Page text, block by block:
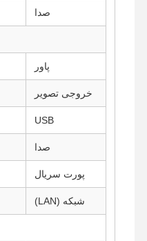
خانه محصولات
کنترل کیفیت تماس با ما
فایروال مینی پی سی
صدا
پاور
خروجی تصویر
USB
صدا
پورت سریال
شبکه (LAN)